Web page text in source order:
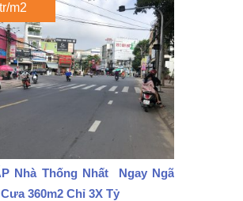
m2
Nhà Thống Nhất Ngay Ngã
360m2 Chỉ 3X Tỷ